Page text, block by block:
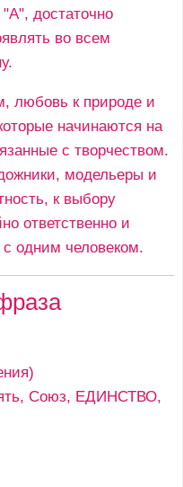
достаточно
во всем
любовь к природе и
начинаются на
с творчеством.
модельеры и
к выбору
ответственно и
одним человеком.
Союз, ЕДИНСТВО,